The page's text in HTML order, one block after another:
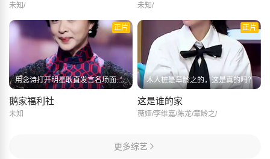
未知/ 未知/
正片
用念诗打开明星耿直发言名场面，毒舌金星火力全开赵丽颖神补刀
鹅家福利社
未知
正片
木人桩是章龄之的，这是真的吗？
这是谁的家
薇娅/李维嘉/陈龙/章龄之/
更多综艺